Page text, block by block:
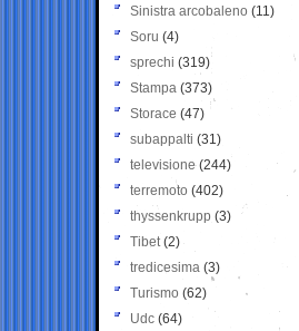
Sinistra arcobaleno (11)
Soru (4)
sprechi (319)
Stampa (373)
Storace (47)
subappalti (31)
televisione(244)
terremoto (402)
thyssenkrupp (3)
Tibet(2)
tredicesima (3)
Turismo (62)
Udc (64)